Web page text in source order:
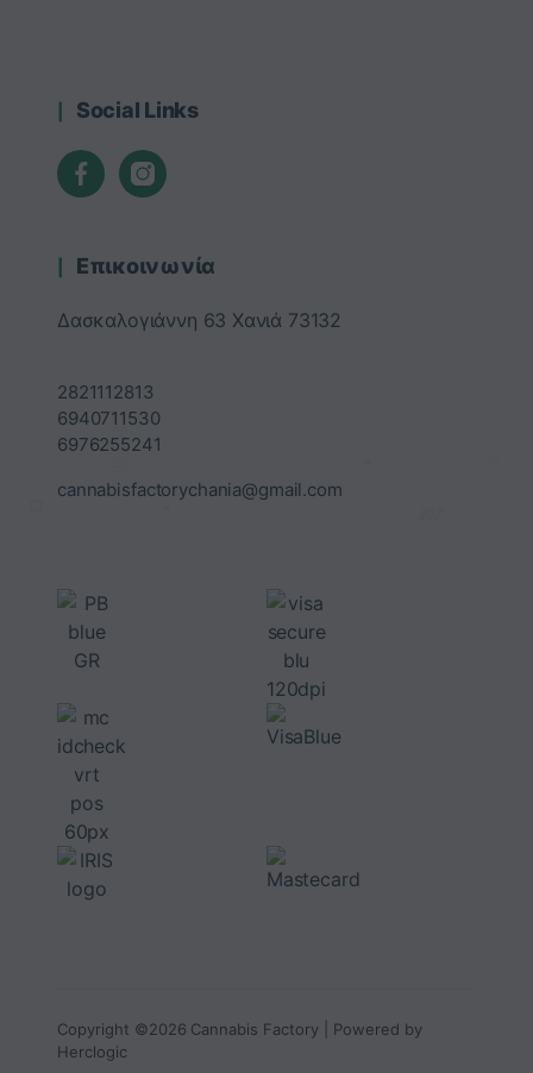
Social Links
Επικοινωνία
Δασκαλογιάννη 63 Χανιά 73132
2821112813
6940711530
6976255241
cannabisfactorychania@gmail.com
Copyright ©2026 Cannabis Factory | Powered by
Herclogic